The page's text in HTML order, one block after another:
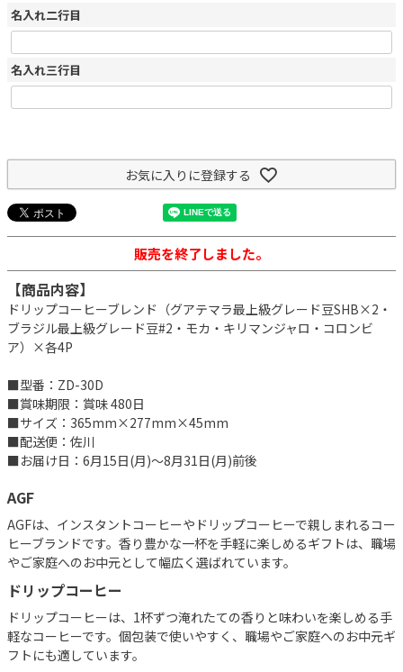
名入れ二行目
名入れ三行目
お気に入りに登録する
販売を終了しました。
【商品内容】
ドリップコーヒーブレンド（グアテマラ最上級グレード豆SHB×2・
ブラジル最上級グレード豆#2・モカ・キリマンジャロ・コロンビ
ア）×各4P
■型番：ZD-30D
■賞味期限：賞味 480日
■サイズ：365mm×277mm×45mm
■配送便：佐川
■お届け日：6月15日(月)～8月31日(月)前後
AGF
AGFは、インスタントコーヒーやドリップコーヒーで親しまれるコー
ヒーブランドです。香り豊かな一杯を手軽に楽しめるギフトは、職場
やご家庭へのお中元として幅広く選ばれています。
ドリップコーヒー
ドリップコーヒーは、1杯ずつ淹れたての香りと味わいを楽しめる手
軽なコーヒーです。個包装で使いやすく、職場やご家庭へのお中元ギ
フトにも適しています。